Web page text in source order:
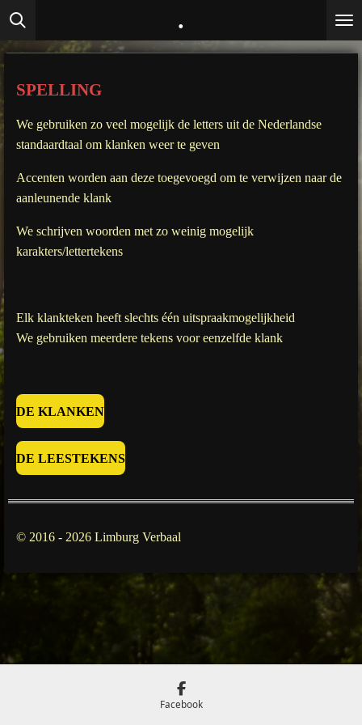
Ga
direct
naar
hoofdinhoud
.
SPELLING
We gebruiken zo veel mogelijk de letters uit de Nederlandse
standaardtaal om klanken weer te geven
Accenten worden aan deze toegevoegd om te verwijzen naar de
aanleunende klank
We schrijven woorden met zo weinig mogelijk
karakters/lettertekens
Elk klankteken heeft slechts één uitspraakmogelijkheid
We gebruiken meerdere tekens voor eenzelfde klank
DE KLANKEN
DE LEESTEKENS
© 2016 - 2026 Limburg Verbaal
Facebook